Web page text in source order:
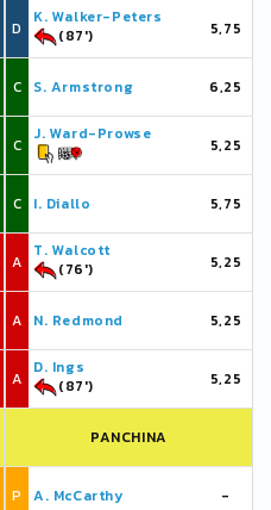
D
K. Walker-Peters
(87')
5,75
C S. Armstrong 6,25
C
J. Ward-Prowse
5,25
C I. Diallo 5,75
A
T. Walcott
(76')
5,25
A N. Redmond 5,25
A
D. Ings
(87')
5,25
PANCHINA
P A. McCarthy -